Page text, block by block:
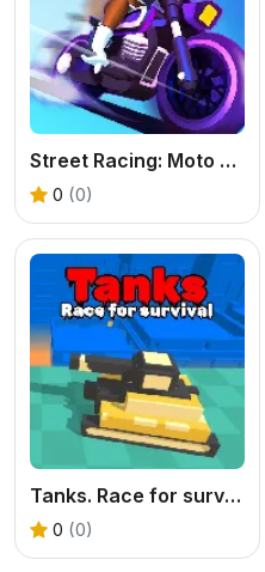
Street Racing: Moto Drift
0 (0)
Tanks. Race for survival
0 (0)